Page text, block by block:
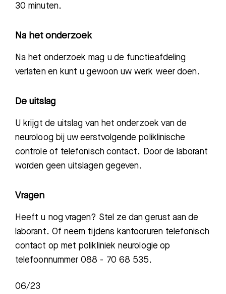
Meest gezocht:
Bezoektijden
Afspraak maken
30 minuten.
Na het onderzoek
Na het onderzoek mag u de functieafdeling
verlaten en kunt u gewoon uw werk weer doen.
De uitslag
U krijgt de uitslag van het onderzoek van de
neuroloog bij uw eerstvolgende poliklinische
controle of telefonisch contact. Door de laborant
worden geen uitslagen gegeven.
Vragen
Heeft u nog vragen? Stel ze dan gerust aan de
laborant. Of neem tijdens kantooruren telefonisch
contact op met polikliniek neurologie op
telefoonnummer 088 - 70 68 535.
06/23